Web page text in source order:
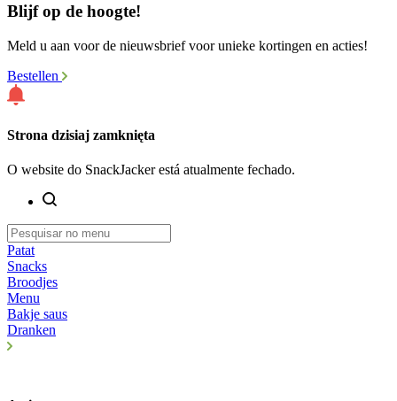
Blijf op de hoogte!
Meld u aan voor de nieuwsbrief voor unieke kortingen en acties!
Bestellen
Strona dzisiaj zamknięta
O website do SnackJacker está atualmente fechado.
Patat
Snacks
Broodjes
Menu
Bakje saus
Dranken